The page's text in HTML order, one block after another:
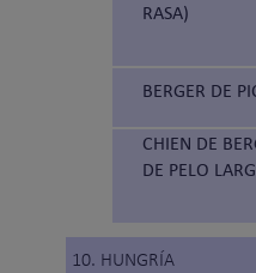
RASA)
BERGER DE
CHIEN DE
DE PELO
10. HUNGRÍA